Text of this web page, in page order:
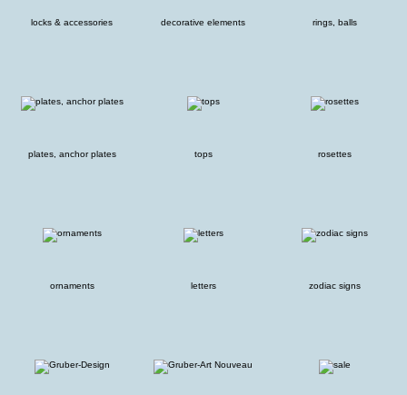
locks & accessories decorative elements rings, balls
plates, anchor plates tops rosettes
ornaments letters zodiac signs